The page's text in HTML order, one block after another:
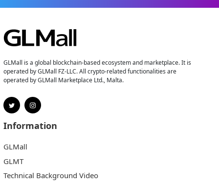
GLMall is a global blockchain-based ecosystem and marketplace. It is
operated by GLMall FZ-LLC. All crypto-related functionalities are
operated by GLMall Marketplace Ltd., Malta.
Information
GLMall
GLMT
Technical Background Video